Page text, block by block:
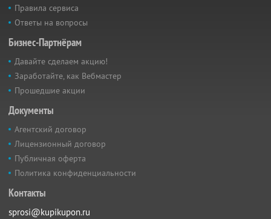
Правила сервиса
Ответы на вопросы
Бизнес-Партнёрам
Давайте сделаем акцию!
Заработайте, как Вебмастер
Прошедшие акции
Документы
Агентский договор
Лицензионный договор
Публичная оферта
Политика конфиденциальности
Контакты
sprosi@kupikupon.ru